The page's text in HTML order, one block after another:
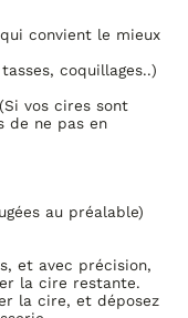
convient le mieux
coquillages..)
vos cires sont
de ne pas en
au préalable)
et avec précision,
la cire restante.
la cire, et déposez